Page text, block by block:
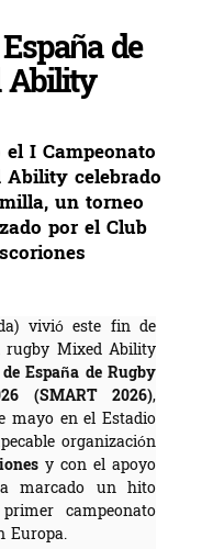
de
Ability
I Campeonato
Ability celebrado
un torneo
por el Club
vivió este fin de
rugby Mixed Ability
España de Rugby
(SMART 2026),
mayo en el Estadio
organización
y con el apoyo
marcado un hito
campeonato
Europa.